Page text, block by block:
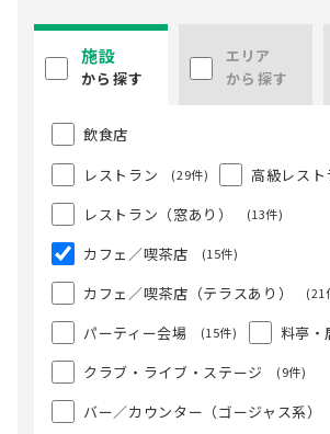
施設
から探す
エリア
から探す
飲食店
レストラン
(29件) 高級レスト
レストラン（窓あり） (13件)
カフェ／喫茶店 (15件)
カフェ／喫茶店（テラスあり） (21
パーティー会場 (15件) 料亭・
クラブ・ライブ・ステージ (9件)
バー／カウンター（ゴージャス系）